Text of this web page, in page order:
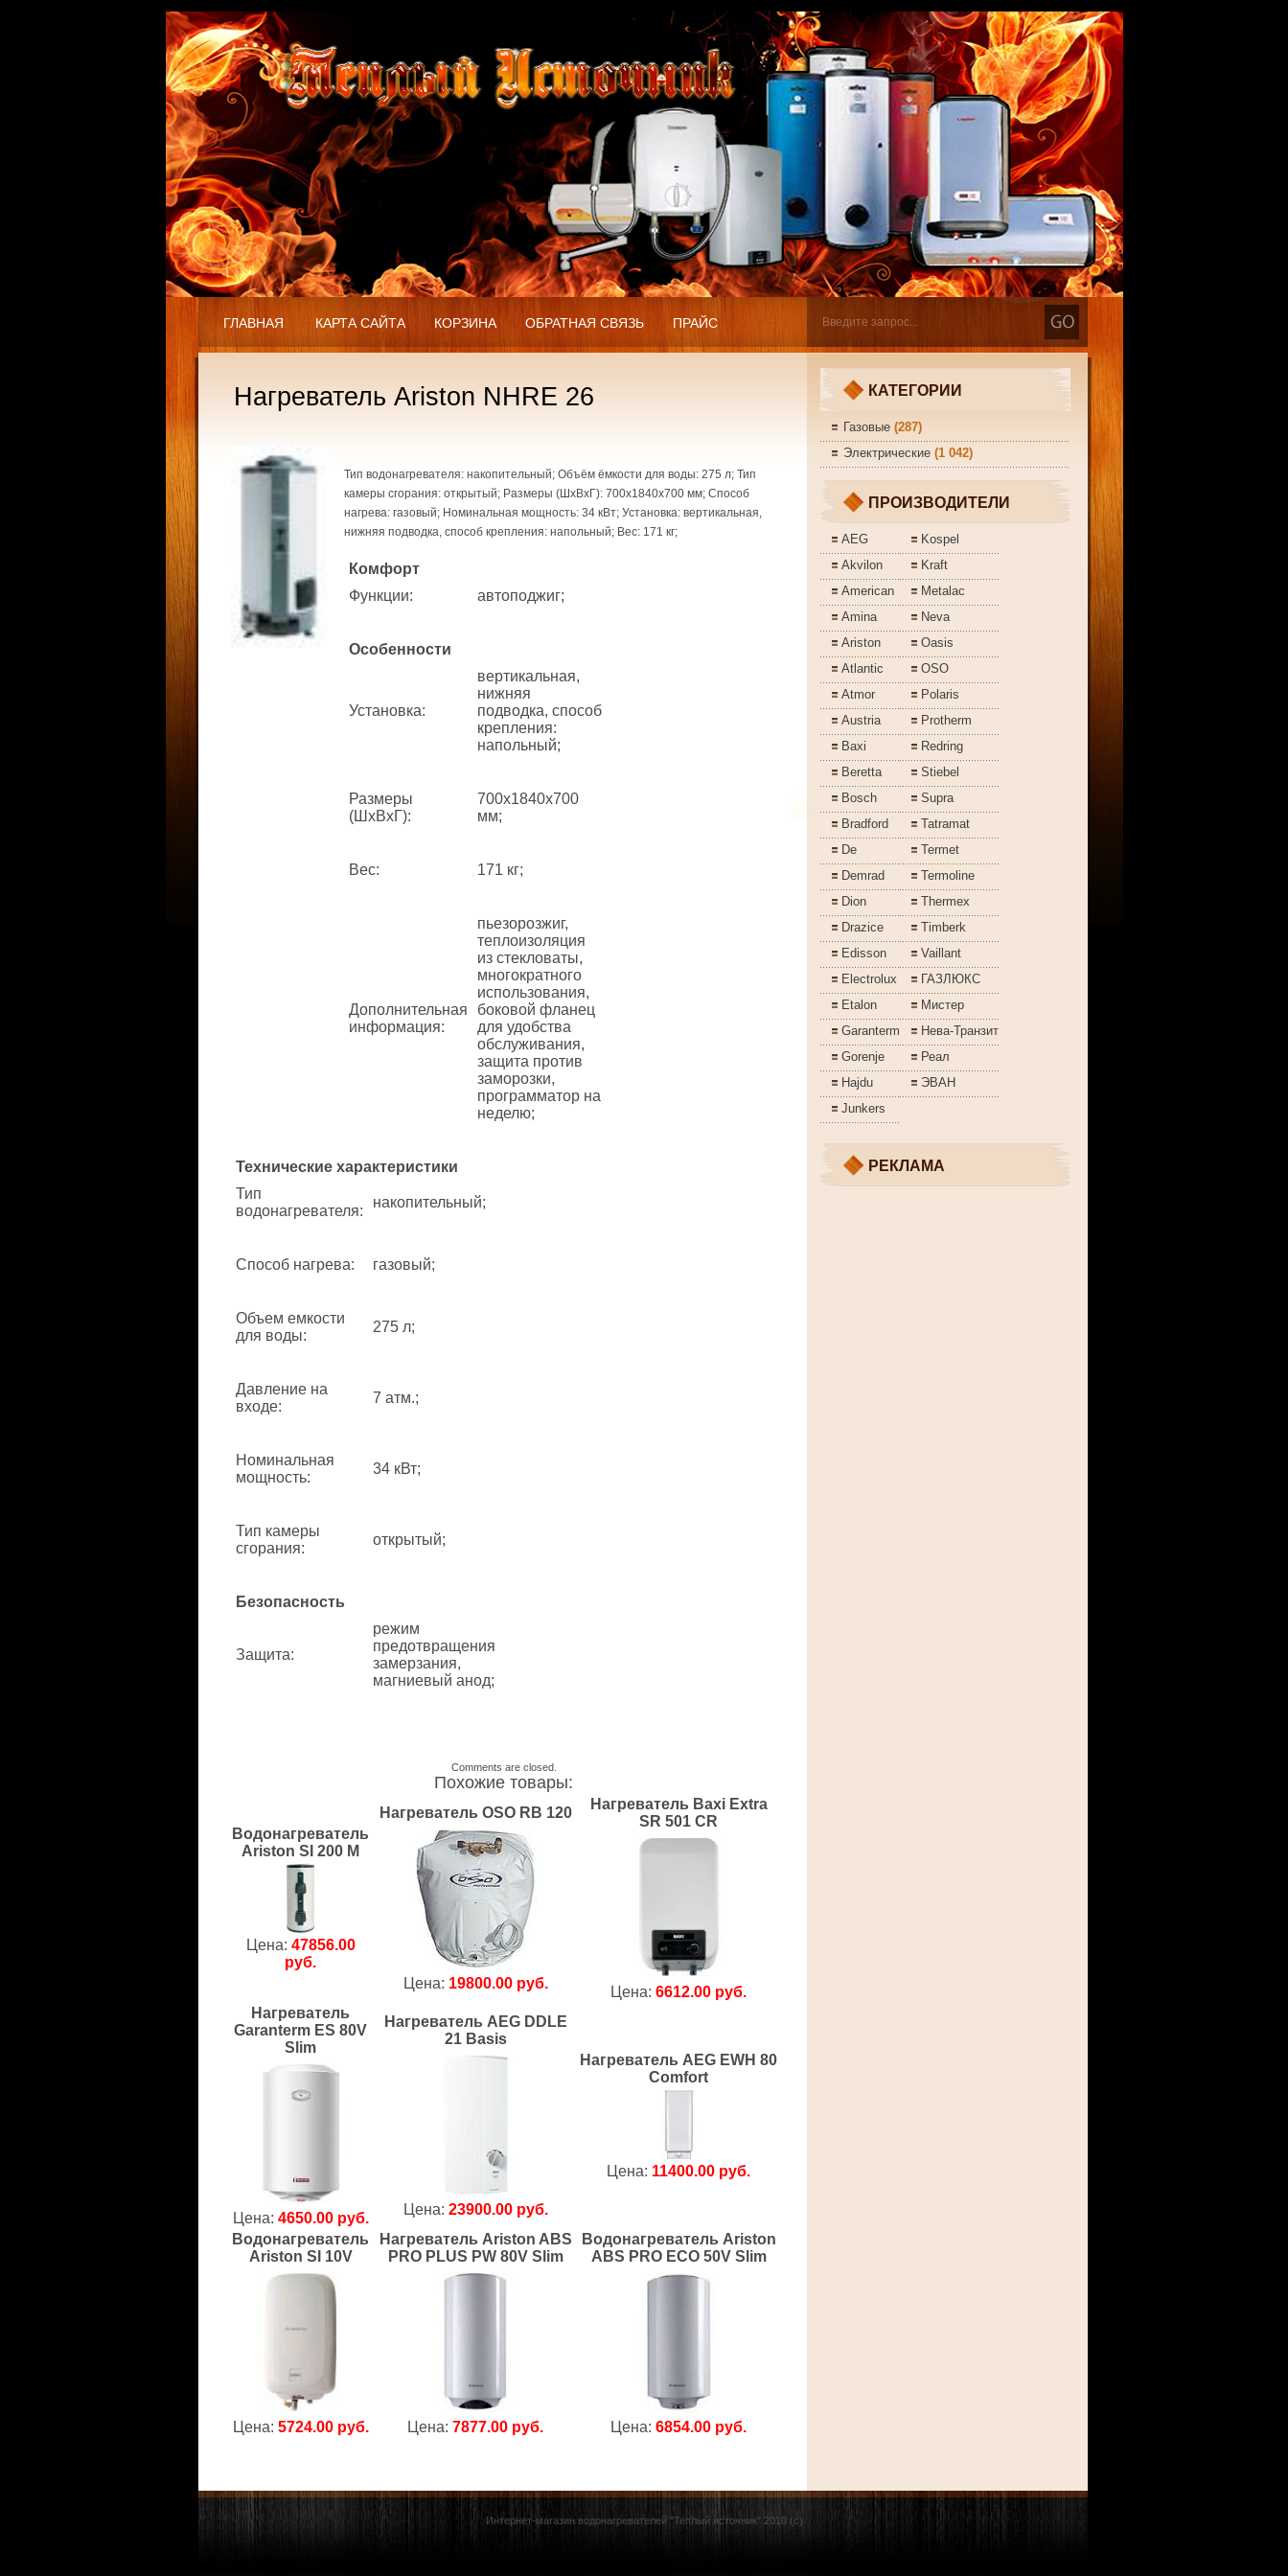
ГЛАВНАЯ КАРТА САЙТА КОРЗИНА ОБРАТНАЯ СВЯЗЬ ПРАЙС
Нагреватель Ariston NHRE 26
Тип водонагревателя: накопительный; Объём ёмкости для воды: 275 л; Тип
камеры сгорания: открытый; Размеры (ШхВхГ): 700x1840x700 мм; Способ
нагрева: газовый; Номинальная мощность: 34 кВт; Установка: вертикальная,
нижняя подводка, способ крепления: напольный; Вес: 171 кг;
Комфорт
Функции: автоподжиг;
Особенности
Установка:
вертикальная,
нижняя
подводка, способ
крепления:
напольный;
Размеры
(ШхВхГ):
700x1840x700
мм;
Вес: 171 кг;
Дополнительная
информация:
пьезорозжиг,
теплоизоляция
из стекловаты,
многократного
использования,
боковой фланец
для удобства
обслуживания,
защита против
заморозки,
программатор на
неделю;
Технические характеристики
Тип
водонагревателя:
накопительный;
Способ нагрева: газовый;
Объем емкости
для воды:
275 л;
Давление на
входе:
7 атм.;
Номинальная
мощность:
34 кВт;
Тип камеры
сгорания:
открытый;
Безопасность
Защита:
режим
предотвращения
замерзания,
магниевый анод;
Comments are closed.
Похожие товары:
Водонагреватель
Ariston SI 200 M
Цена: 47856.00
руб.
Нагреватель OSO RB 120
Цена: 19800.00 руб.
Нагреватель Baxi Extra
SR 501 CR
Цена: 6612.00 руб.
Нагреватель
Garanterm ES 80V
Slim
Цена: 4650.00 руб.
Нагреватель AEG DDLE
21 Basis
Цена: 23900.00 руб.
Нагреватель AEG EWH 80
Comfort
Цена: 11400.00 руб.
Водонагреватель
Ariston SI 10V
Цена: 5724.00 руб.
Нагреватель Ariston ABS
PRO PLUS PW 80V Slim
Цена: 7877.00 руб.
Водонагреватель Ariston
ABS PRO ECO 50V Slim
Цена: 6854.00 руб.
КАТЕГОРИИ
Газовые(287)
Электрические(1 042)
ПРОИЗВОДИТЕЛИ
AEG
Akvilon
American
Amina
Ariston
Atlantic
Atmor
Austria
Baxi
Beretta
Bosch
Bradford
De
Demrad
Dion
Drazice
Edisson
Electrolux
Etalon
Garanterm
Gorenje
Hajdu
Junkers
Kospel
Kraft
Metalac
Neva
Oasis
OSO
Polaris
Protherm
Redring
Stiebel
Supra
Tatramat
Termet
Termoline
Thermex
Timberk
Vaillant
ГАЗЛЮКС
Мистер
Нева-Транзит
Реал
ЭВАН
РЕКЛАМА
Интернет-магазин водонагревателей "Теплый источник" 2010 (с)